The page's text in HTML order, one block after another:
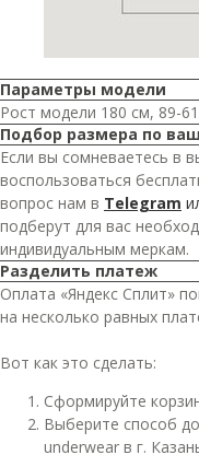
Параметры модели
Рост модели 180 см, 89-
Подбор размера по
Если вы сомневаетесь в
воспользоваться
вопрос нам в Telegram
подберут для вас
индивидуальным меркам.
Разделить платеж
Оплата «Яндекс Сплит»
на несколько равных
Вот как это сделать:
Сформируйте
Выберите способ
underwear в г.